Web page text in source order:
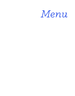
Menu